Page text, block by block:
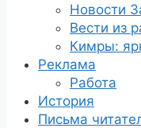
Новости
Вести из
Кимры:
Реклама
Работа
История
Письма